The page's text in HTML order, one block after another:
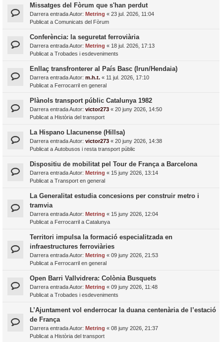
Missatges del Fòrum que s'han perdut
Darrera entrada Autor: Metring « 23 jul. 2026, 11:04
Publicat a Comunicats del Fòrum
Conferència: la seguretat ferroviària
Darrera entrada Autor: Metring « 18 jul. 2026, 17:13
Publicat a Trobades i esdeveniments
Enllaç transfronterer al País Basc (Irun/Hendaia)
Darrera entrada Autor: m.h.t. « 11 jul. 2026, 17:10
Publicat a Ferrocarril en general
Plànols transport públic Catalunya 1982
Darrera entrada Autor: victor273 « 20 juny 2026, 14:50
Publicat a Història del transport
La Hispano Llacunense (Hillsa)
Darrera entrada Autor: victor273 « 20 juny 2026, 14:38
Publicat a Autobusos i resta transport públic
Dispositiu de mobilitat pel Tour de França a Barcelona
Darrera entrada Autor: Metring « 15 juny 2026, 13:14
Publicat a Transport en general
La Generalitat estudia concesions per construir metro i
tramvia
Darrera entrada Autor: Metring « 15 juny 2026, 12:04
Publicat a Ferrocarril a Catalunya
Territori impulsa la formació especialitzada en
infraestructures ferroviàries
Darrera entrada Autor: Metring « 09 juny 2026, 21:53
Publicat a Ferrocarril en general
Open Barri Vallvidrera: Colònia Busquets
Darrera entrada Autor: Metring « 09 juny 2026, 11:48
Publicat a Trobades i esdeveniments
L’Ajuntament vol enderrocar la duana centenària de l’estació
de França
Darrera entrada Autor: Metring « 08 juny 2026, 21:37
Publicat a Història del transport